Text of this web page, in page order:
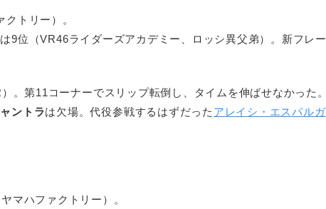
クトリー）。
は9位（VR46ライダーズアカデミー、ロッシ異父弟）。新フレー
）。第11コーナーでスリップ転倒し、タイムを伸ばせなかった。
ントラは欠場。代役参戦するはずだった アレイシ・エスパルガ
ヤマハファクトリー）。